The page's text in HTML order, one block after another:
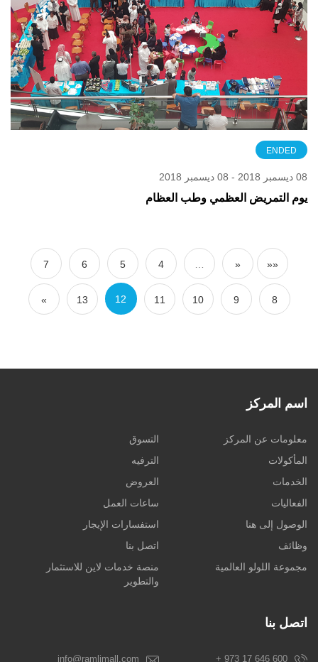
ENDED
08 ديسمبر 2018 - 08 ديسمبر 2018
يوم التمريض العظمي وطب العظام
««
«
4
5
6
7
8
9
10
11
12
13
»
اسم المركز
معلومات عن المركز
التسوق
المأكولات
الترفيه
الخدمات
العروض
الفعاليات
ساعات العمل
الوصول إلى هنا
استفسارات الإيجار
وظائف
اتصل بنا
مجموعة اللولو العالمية
منصة خدمات لاين للاستثمار
والتطوير
اتصل بنا
+ 973 17 646 600
info@ramlimall.com